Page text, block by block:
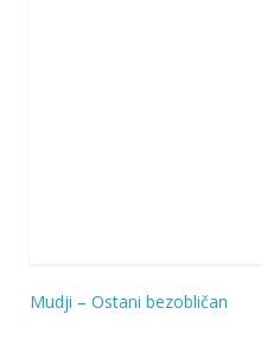
Mudji – Ostani bezobličan